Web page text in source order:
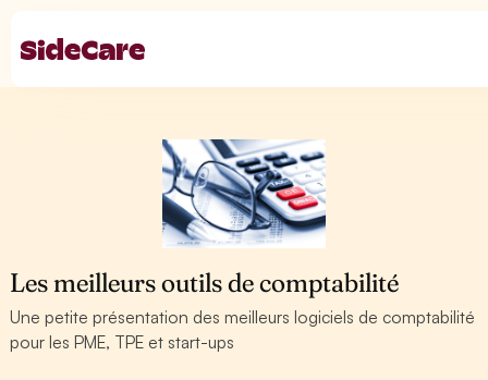
Les meilleurs outils de comptabilité
Une petite présentation des meilleurs logiciels de comptabilité
pour les PME, TPE et start-ups